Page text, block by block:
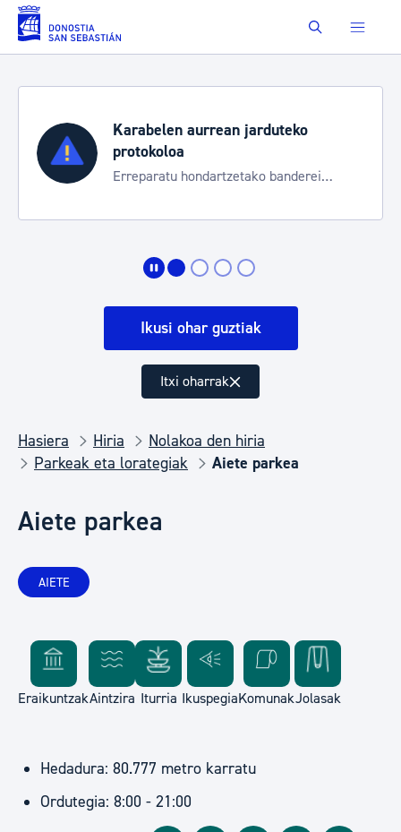
Eduki nagusira joan Buscar
Karabelen aurrean jarduteko
protokoloa
Erreparatu hondartzetako banderei
Ikusi ohar guztiak
Itxi oharrak
Hasiera Hiria
Nolakoa den hiria
Parkeak eta lorategiak
Aiete parkea
Aiete parkea
AIETE
EraikuntzakAintzira Iturria IkuspegiaKomunakJolasak
Hedadura: 80.777 metro karratu
Ordutegia: 8:00 - 21:00